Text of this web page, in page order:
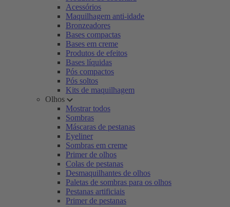
Acessórios
Maquilhagem anti-idade
Bronzeadores
Bases compactas
Bases em creme
Produtos de efeitos
Bases líquidas
Pós compactos
Pós soltos
Kits de maquilhagem
Olhos
Mostrar todos
Sombras
Máscaras de pestanas
Eyeliner
Sombras em creme
Primer de olhos
Colas de pestanas
Desmaquilhantes de olhos
Paletas de sombras para os olhos
Pestanas artificiais
Primer de pestanas